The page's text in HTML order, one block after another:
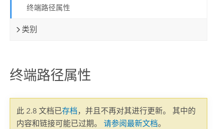
终端路径属性
类别
终端路径属性
此 2.8 文档已存档，并且不再对其进行更新。 其中的
内容和链接可能已过期。 请参阅最新文档。